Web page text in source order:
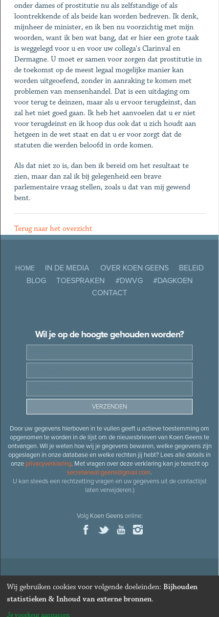
onder dames of prostitutie nu als zelfstandige of als
loontrekkende of als beide kan worden bedreven. Ik denk,
mijnheer de minister, en ik ben nu voorzichtig met mijn
woorden, want ik ben wat bang, dat er hier een grote taak
is weggelegd voor u en voor uw collega's Clarinval en
Dermagne. U moet er samen voor zorgen dat prostitutie in
de toekomst op de meest legaal mogelijke manier kan
worden uitgeoefend, zonder in aanraking te komen met
problemen van mensenhandel. Dat is een uitdaging om
voor terug te deinzen, maar als u ervoor terugdeinst, dan
zal het niet goed gaan. Ik heb het aanvoelen dat u er niet
voor terugdeinst en ik hoop dus ook dat u zich houdt aan
hetgeen in de wet staat en dat u er voor zorgt dat de
statuten die werden beloofd in orde komen.
Als dat niet zo is, dan ben ik bereid om het resultaat te
zien, maar dan zal ik bij gelegenheid een brave
parlementaire vraag stellen, zoals u dat van mij gewend
bent.
Terug naar het overzicht
HOME IN DE MEDIA OVER KOEN GEENS
BELEID
BLOG
TOESPRAKEN #DWVG
#DAGKOEN
CONTACT
Wil je op de hoogte gehouden worden?
Door uw gegevens hierboven in te vullen geeft u actieve toestemming om
opgenomen te worden in de lijst om de nieuwsbrieven van Koen Geens te
ontvangen. Wil je weten hoe wij je gegevens bewaren, welke gegevens zijn
opgeslagen in onze database en welke rechten jij hebt? Lees alle details in
onze privacyverklaring. Met vragen over deze verklaring kan je terecht op
secretariaat.geens@gmail.com.
U kan steeds een rechtzetting vragen en uw gegevens uit de contactlijst
laten verwijderen.)
Volg Koen Geensonline:
© 2026Oud-minister en ere-volksvertegenwoordiger Koen
· Alle rechten voorbehouden · Cookies wijzigen
Webdesign&website ontwikkelingdoor Zenjoy in Leuven
Wij gebruiken cookies voor volgende doeleinden: Bijhouden
statistieken & Inhoud van externe bronnen.
Je voorkeur aanpassen